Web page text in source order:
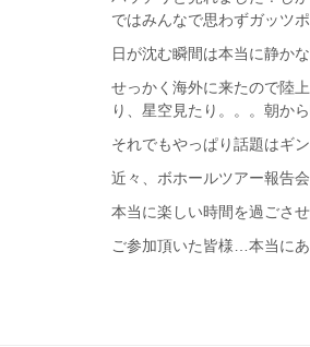
ではみんなで思わずガッツ
日が沈む瞬間は本当に静か
せっかく海外に来たので陸
り、星空見たり。。。朝か
それでもやっぱり話題はギ
近々、ボホールツアー報告
本当に楽しい時間を過ごさ
ご参加頂いた皆様…本当に